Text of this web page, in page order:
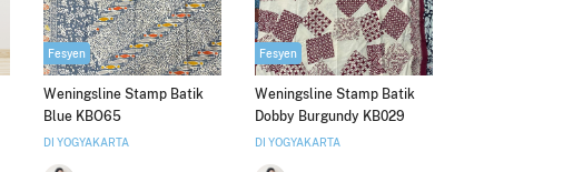
Fesyen
Weningsline Stamp Batik
Blue KBO65
DI YOGYAKARTA
Fesyen
Weningsline Stamp Batik
Dobby Burgundy KB029
DI YOGYAKARTA